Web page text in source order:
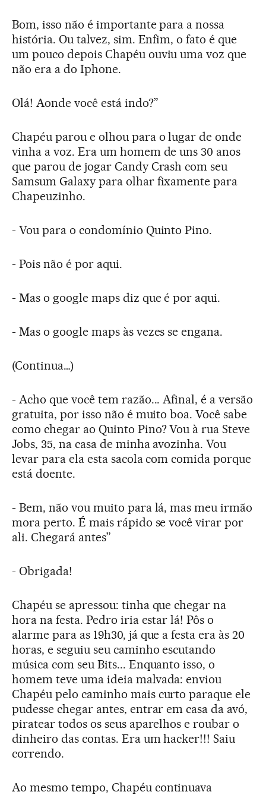
Bom, isso não é importante para a nossa
história. Ou talvez, sim. Enfim, o fato é que
um pouco depois Chapéu ouviu uma voz que
não era a do Iphone.
Olá! Aonde você está indo?”
Chapéu parou e olhou para o lugar de onde
vinha a voz. Era um homem de uns 30 anos
que parou de jogar Candy Crash com seu
Samsum Galaxy para olhar fixamente para
Chapeuzinho.
- Vou para o condomínio Quinto Pino.
- Pois não é por aqui.
- Mas o google maps diz que é por aqui.
- Mas o google maps às vezes se engana.
(Continua…)
- Acho que você tem razão... Afinal, é a versão
gratuita, por isso não é muito boa. Você sabe
como chegar ao Quinto Pino? Vou à rua Steve
Jobs, 35, na casa de minha avozinha. Vou
levar para ela esta sacola com comida porque
está doente.
- Bem, não vou muito para lá, mas meu irmão
mora perto. É mais rápido se você virar por
ali. Chegará antes”
- Obrigada!
Chapéu se apressou: tinha que chegar na
hora na festa. Pedro iria estar lá! Pôs o
alarme para as 19h30, já que a festa era às 20
horas, e seguiu seu caminho escutando
música com seu Bits... Enquanto isso, o
homem teve uma ideia malvada: enviou
Chapéu pelo caminho mais curto paraque ele
pudesse chegar antes, entrar em casa da avó,
piratear todos os seus aparelhos e roubar o
dinheiro das contas. Era um hacker!!! Saiu
correndo.
Ao mesmo tempo, Chapéu continuava